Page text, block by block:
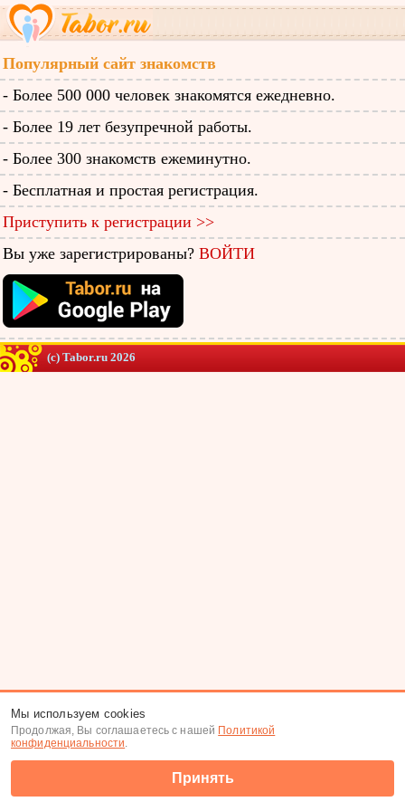
Популярный сайт знакомств
- Более 500 000 человек знакомятся ежедневно.
- Более 19 лет безупречной работы.
- Более 300 знакомств ежеминутно.
- Бесплатная и простая регистрация.
Приступить к регистрации >>
Вы уже зарегистрированы? ВОЙТИ
(c) Tabor.ru 2026
Мы используем cookies
Продолжая, Вы соглашаетесь с нашей Политикой
конфиденциальности.
Принять